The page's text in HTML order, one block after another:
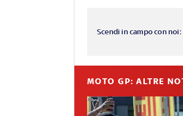
Scendi in campo con noi:
MOTO GP: ALTRE